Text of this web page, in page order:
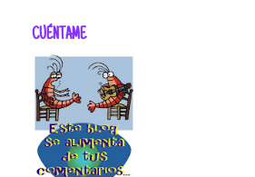
CUÉNTAME